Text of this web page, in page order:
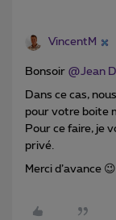
VincentM
Bonsoir @Jean
Dans ce cas,
pour votre boite
Pour ce faire, je
privé.
Merci d’avance 😉